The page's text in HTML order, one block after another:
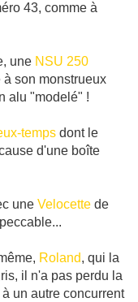
43, comme à
une NSU 250
son monstrueux
alu "modelé" !
temps dont le
d'une boîte
une Velocette de
Roland, qui la
il n'a pas perdu la
un autre concurrent